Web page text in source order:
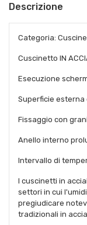
Descrizione
Categoria:
Cuscinetto IN
Esecuzione
Superficie esterna
Fissaggio con
Anello interno
Intervallo di
I cuscinetti in
settori in cui
pregiudicare
tradizionali in